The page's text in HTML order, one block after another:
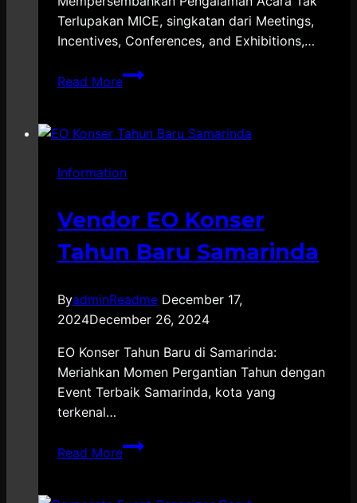
Terlupakan MICE, singkatan dari Meetings,
Incentives, Conferences, and Exhibitions,…
Read More
Jasa
Penyelenggara
Jogja
Information
Vendor EO Konser
Tahun Baru Samarinda
ByadminReadme December 17,
2024December 26, 2024
EO Konser Tahun Baru di Samarinda:
Meriahkan Momen Pergantian Tahun dengan
Event Terbaik Samarinda, kota yang
terkenal…
Read More
Vendor
EO